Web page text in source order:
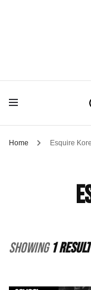
Home Esquire
Showing1